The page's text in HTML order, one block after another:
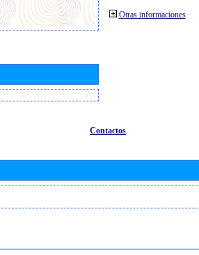
Otras informaciones
Contactos